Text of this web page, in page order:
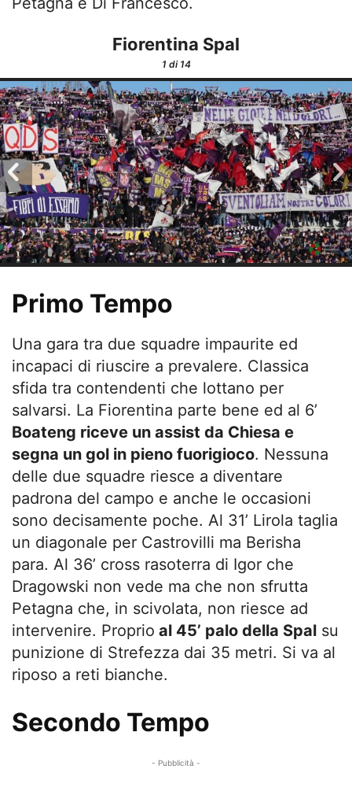
Fiorentina Spal
1di 14
Primo Tempo
Una gara tra due squadre impaurite ed
incapaci di riuscire a prevalere. Classica
sfida tra contendenti che lottano per
salvarsi. La Fiorentina parte bene ed al 6’
Boateng riceve un assist da Chiesa e
segna un gol in pieno fuorigioco. Nessuna
delle due squadre riesce a diventare
padrona del campo e anche le occasioni
sono decisamente poche. Al 31’ Lirola taglia
un diagonale per Castrovilli ma Berisha
para. Al 36’ cross rasoterra di Igor che
Dragowski non vede ma che non sfrutta
Petagna che, in scivolata, non riesce ad
intervenire. Proprio al 45’ palo della Spal su
punizione di Strefezza dai 35 metri. Si va al
riposo a reti bianche.
Secondo Tempo
- Pubblicità -